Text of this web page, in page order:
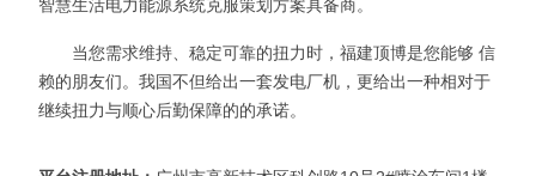
智慧生活电力能源系统克服策划方案具备商。
当您需求维持、稳定可靠的扭力时，福建顶博是您能够 信
赖的朋友们。我国不但给出一套发电厂机，更给出一种相对于
继续扭力与顺心后勤保障的的承诺。